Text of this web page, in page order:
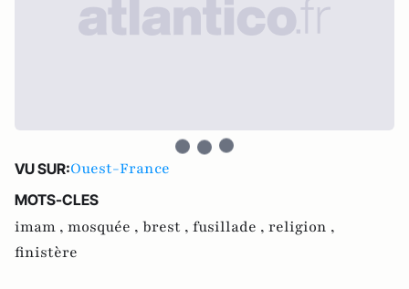
VU SUR:Ouest-France
MOTS-CLES
imam , mosquée , brest , fusillade , religion ,
finistère